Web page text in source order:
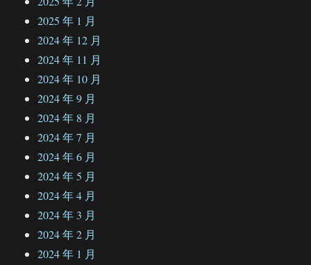
2025 年 1 月
2024 年 12 月
2024 年 11 月
2024 年 10 月
2024 年 9 月
2024 年 8 月
2024 年 7 月
2024 年 6 月
2024 年 5 月
2024 年 4 月
2024 年 3 月
2024 年 2 月
2024 年 1 月